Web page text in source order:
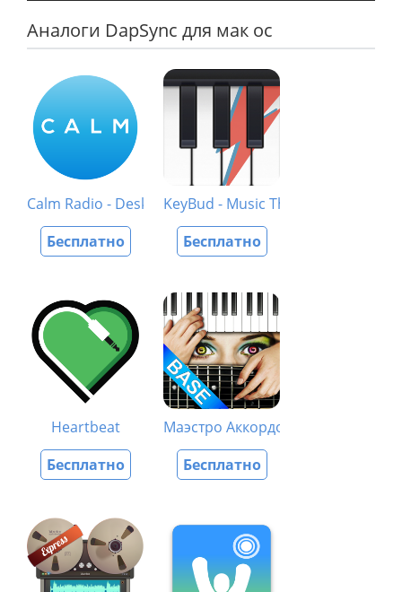
Аналоги DapSync для мак ос
Calm Radio - Desktop
Бесплатно
KeyBud - Music Theory App
Бесплатно
Heartbeat
Бесплатно
Маэстро Аккордов базовая апп
Бесплатно